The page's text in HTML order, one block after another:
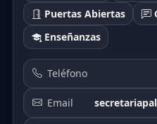
Puertas Abiertas
Enseñanzas
Teléfono
Email